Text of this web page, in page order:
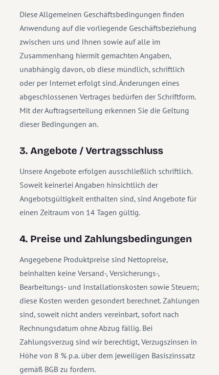
Diese Allgemeinen Geschäftsbedingungen finden
Anwendung auf die vorliegende Geschäftsbeziehung
zwischen uns und Ihnen sowie auf alle im
Zusammenhang hiermit gemachten Angaben,
unabhängig davon, ob diese mündlich, schriftlich
oder per Internet erfolgt sind. Änderungen eines
abgeschlossenen Vertrages bedürfen der Schriftform.
Mit der Auftragserteilung erkennen Sie die Geltung
dieser Bedingungen an.
3. Angebote / Vertragsschluss
Unsere Angebote erfolgen ausschließlich schriftlich.
Soweit keinerlei Angaben hinsichtlich der
Angebotsgültigkeit enthalten sind, sind Angebote für
einen Zeitraum von 14 Tagen gültig.
4. Preise und Zahlungsbedingungen
Angegebene Produktpreise sind Nettopreise,
beinhalten keine Versand-, Versicherungs-,
Bearbeitungs- und Installationskosten sowie Steuern;
diese Kosten werden gesondert berechnet. Zahlungen
sind, soweit nicht anders vereinbart, sofort nach
Rechnungsdatum ohne Abzug fällig. Bei
Zahlungsverzug sind wir berechtigt, Verzugszinsen in
Höhe von 8 % p.a. über dem jeweiligen Basiszinssatz
gemäß BGB zu fordern.